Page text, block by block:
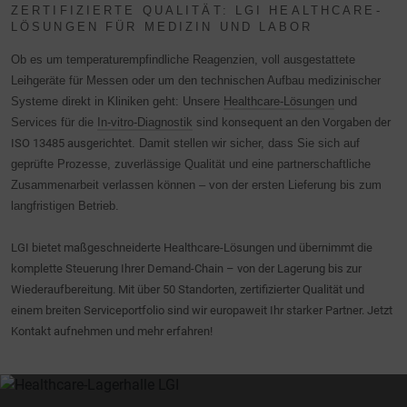
ZERTIFIZIERTE QUALITÄT: LGI HEALTHCARE-
LÖSUNGEN FÜR MEDIZIN UND LABOR
Ob es um temperaturempfindliche Reagenzien, voll ausgestattete
Leihgeräte für Messen oder um den technischen Aufbau medizinischer
Systeme direkt in Kliniken geht: Unsere Healthcare-Lösungen und
Services für die In-vitro-Diagnostik sind konsequent an den Vorgaben der
ISO 13485 ausgerichtet . Damit stellen wir sicher, dass Sie sich auf
geprüfte Prozesse, zuverlässige Qualität und eine partnerschaftliche
Zusammenarbeit verlassen können – von der ersten Lieferung bis zum
langfristigen Betrieb.
LGI bietet maßgeschneiderte Healthcare-Lösungen und übernimmt die
komplette Steuerung Ihrer Demand-Chain – von der Lagerung bis zur
Wiederaufbereitung. Mit über 50 Standorten, zertifizierter Qualität und
einem breiten Serviceportfolio sind wir europaweit Ihr starker Partner. Jetzt
Kontakt aufnehmen und mehr erfahren!
verbessern. Dabei wird das Nutzerverhalten an Google LLC
der Seite und die Interaktion verarbeitet, die von Google zu
eigenen Zwecken, zur Profilbildung und zur Verknüpfung
mit anderen Nutzungsdaten verwendet werden.
Indem Sie das mit den Google-Diensten verbundene
Cookie akzeptieren, stimmen Sie gemäß Art. 49 Abs.. 1 S.
1 lit. a DSGVO ein, dass Ihre Daten in den USA durch
Google verarbeitet werden. Die USA werden vom
Standards unzureichenden Datenschutzniveau eingestuft.
Es besteht insbesondere das Risiko, dass Ihre Daten von
US-Behörden zu Kontroll- und Überwachungszwecken,
möglicherweise ohne Rechtsmittel, verarbeitet werden.